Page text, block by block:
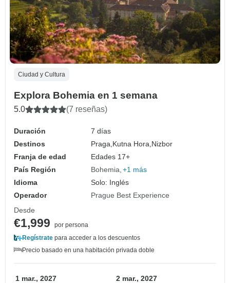
Ciudad y Cultura
Explora Bohemia en 1 semana
5.0 (7 reseñas)
Duración
7 días
Destinos
Praga,Kutna Hora,Nizbor
Franja de edad
Edades 17+
País Región
Bohemia +1 más
Idioma
Solo: Inglés
Operador
Prague Best Experience
Desde
€1,999
por persona
Regístrate para acceder a los descuentos
Precio basado en una habitación privada doble
1 mar., 2027 2 mar., 2027